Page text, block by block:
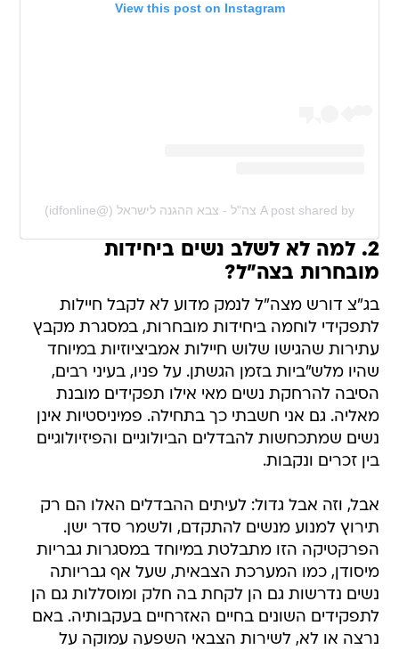
View this post on Instagram
A post shared by צה"ל - צבא ההגנה לישראל (@idfonline)
2. למה לא לשלב נשים ביחידות
מובחרות בצה"ל?
בג"צ דורש מצה"ל לנמק מדוע לא לקבל חיילות
לתפקידי לוחמה ביחידות מובחרות, במסגרת מקבץ
עתירות שהגישו שלוש חיילות אמביציוזיות במיוחד
שהיו מלש"ביות בזמן הגשתן. על פניו, בעיני רבים,
הסיבה להרחקת נשים מאי אילו תפקידים מובנת
מאליה. גם אני חשבתי כך בתחילה. פמיניסטיות אינן
נשים שמתכחשות להבדלים הביולוגיים והפיזיולוגיים
בין זכרים ונקבות.
אבל, וזה אבל גדול: לעיתים ההבדלים האלו הם רק
תירוץ למנוע מנשים להתקדם, ולשמר סדר ישן.
הפרקטיקה הזו מתבלטת במיוחד במסגרות גבריות
מיסודן, כמו המערכת הצבאית, שעל אף גבריותה
נשים נדרשות גם הן לקחת בה חלק ומוסללות גם הן
לתפקידים השונים בחיים האזרחיים בעקבותיה. באם
נרצה או לא, לשירות הצבאי השפעה עמוקה על